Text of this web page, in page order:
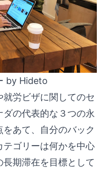
by Hideto
労ビザに関してのセ
ダの代表的な３つの永
あて、自分のバック
テゴリーは何かを中心
期滞在を目標として